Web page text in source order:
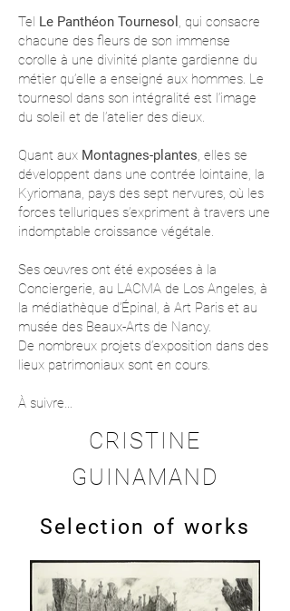
Tel Le Panthéon Tournesol , qui consacre
chacune des fleurs de son immense
corolle à une divinité plante gardienne du
métier qu’elle a enseigné aux hommes. Le
tournesol dans son intégralité est l’image
du soleil et de l’atelier des dieux.
Quant aux Montagnes-plantes, elles se
développent dans une contrée lointaine, la
Kyriomana, pays des sept nervures, où les
forces telluriques s’expriment à travers une
indomptable croissance végétale.
Ses œuvres ont été exposées à la
Conciergerie, au LACMA de Los Angeles, à
la médiathèque d’Épinal, à Art Paris et au
musée des Beaux-Arts de Nancy.
De nombreux projets d’exposition dans des
lieux patrimoniaux sont en cours.
À suivre…
CRISTINE
GUINAMAND
Selection of works